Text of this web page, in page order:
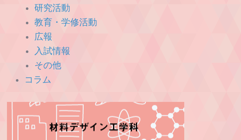
研究活動
教育・学修活動
広報
入試情報
その他
コラム